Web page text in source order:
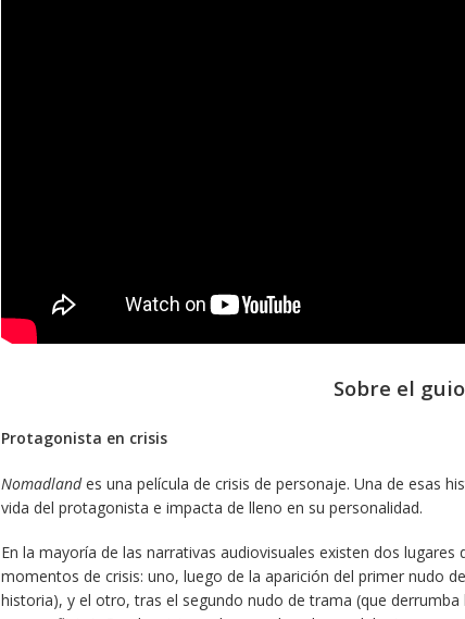
Sobre el
Protagonista en crisis
Nomadlandes una película de crisis de personaje. Una de esas
vida del protagonista e impacta de lleno en su personalidad.
En la mayoría de las narrativas audiovisuales existen dos
momentos de crisis: uno, luego de la aparición del primer nudo
historia), y el otro, tras el segundo nudo de trama (que